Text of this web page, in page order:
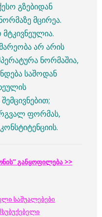
გზებიდან
მცირეა.
არ არის
ნორმაშია,
საშოდან
ფორმას,
განყოფილება >>
საშუალებები